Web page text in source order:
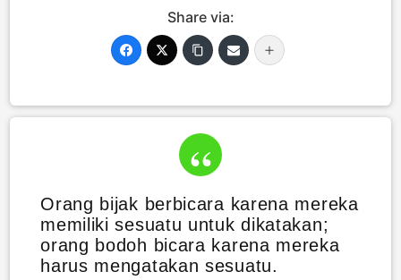
Share via:
Orang bijak berbicara karena mereka
memiliki sesuatu untuk dikatakan;
orang bodoh bicara karena mereka
harus mengatakan sesuatu.